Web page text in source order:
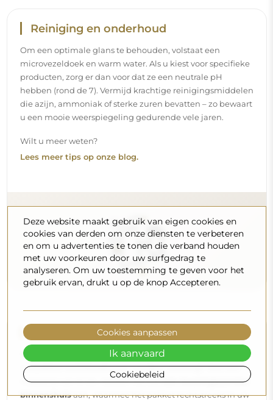
Reiniging en onderhoud
Om een optimale glans te behouden, volstaat een
microvezeldoek en warm water. Als u kiest voor specifieke
producten, zorg er dan voor dat ze een neutrale pH
hebben (rond de 7). Vermijd krachtige reinigingsmiddelen
die azijn, ammoniak of sterke zuren bevatten – zo bewaart
u een mooie weerspiegeling gedurende vele jaren.
Wilt u meer weten?
Lees meer tips op onze blog.
Levering aan huis
Wij bieden een leveringsservice aan huis aan, waarmee u
uw pakket rechtstreeks aan uw deur ontvangt. Voor een
meerprijs van € 40,- bieden wij ookeen leveringsservice
binnenshuisaan, waarmee het pakket rechtstreeks in uw
Deze website maakt gebruik van eigen cookies en
cookies van derden om onze diensten te verbeteren
en om u advertenties te tonen die verband houden
met uw voorkeuren door uw surfgedrag te
analyseren. Om uw toestemming te geven voor het
gebruik ervan, drukt u op de knop Accepteren.
Cookiebeleid
Cookies aanpassen
Ik aanvaard